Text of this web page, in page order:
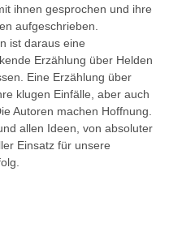
ihnen gesprochen und ihre
aufgeschrieben.
ist daraus eine
Erzählung über Helden
Eine Erzählung über
klugen Einfälle, aber auch
Autoren machen Hoffnung.
allen Ideen, von absoluter
Einsatz für unsere